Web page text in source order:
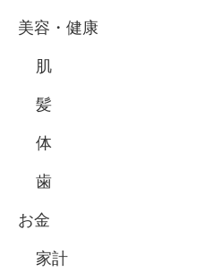
美容・健康
肌
髪
体
歯
お金
家計